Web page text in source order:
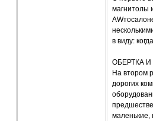
магнитолы
в виду:
ОБЕРТКА
На втором
дорогих
маленькие,